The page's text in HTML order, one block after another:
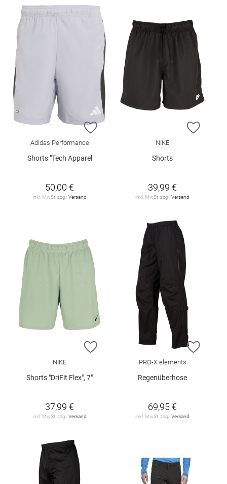
ZUR WUNSCHLISTE HINZUFÜGEN
Adidas Performance
Shorts "Tech Apparel
50,00 €
inkl. MwSt. zzgl.Versand
ZUR
NIKE
Shorts
39,99 €
inkl. MwSt. zzgl.Versand
ZUR WUNSCHLISTE HINZUFÜGEN
NIKE
Shorts "DriFit Flex", 7"
37,99 €
inkl. MwSt. zzgl.Versand
ZUR
PRO-X elements
Regenüberhose
69,95 €
inkl. MwSt. zzgl.Versand